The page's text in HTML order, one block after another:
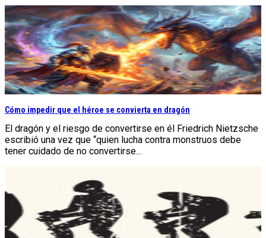
Cómo impedir que el héroe se convierta en dragón
El dragón y el riesgo de convertirse en él Friedrich Nietzsche
escribió una vez que “quien lucha contra monstruos debe
tener cuidado de no convertirse...